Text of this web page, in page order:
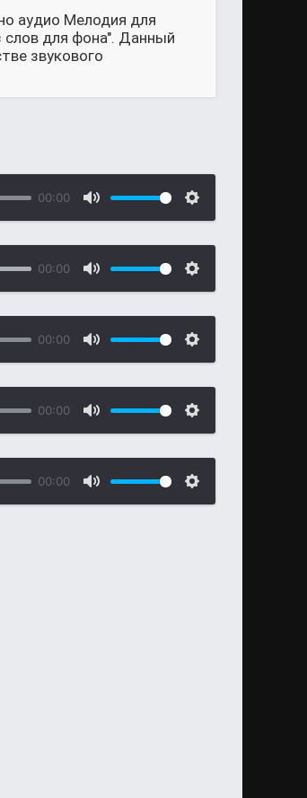
аудио Мелодия для
слов для фона". Данный
звукового
00:00
00:00
00:00
00:00
00:00